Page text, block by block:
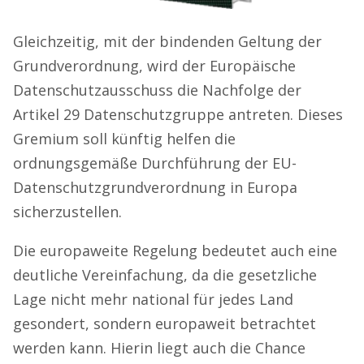
Gleichzeitig, mit der bindenden Geltung der
Grundverordnung, wird der Europäische
Datenschutzausschuss die Nachfolge der
Artikel 29 Datenschutzgruppe antreten. Dieses
Gremium soll künftig helfen die
ordnungsgemäße Durchführung der EU-
Datenschutzgrundverordnung in Europa
sicherzustellen.
Die europaweite Regelung bedeutet auch eine
deutliche Vereinfachung, da die gesetzliche
Lage nicht mehr national für jedes Land
gesondert, sondern europaweit betrachtet
werden kann. Hierin liegt auch die Chance